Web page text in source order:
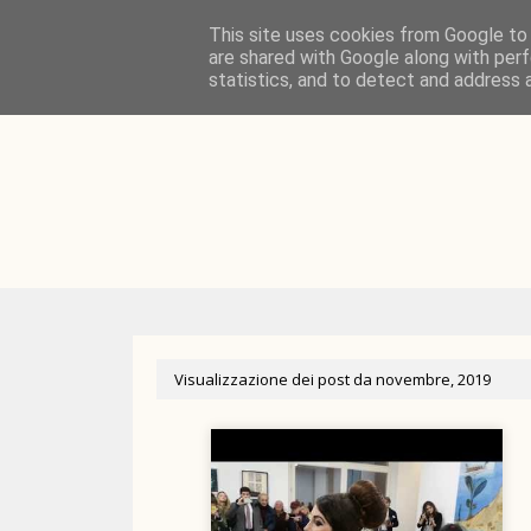
MARIALUISA SALES SPETTACOLI
ARCHIVIO PROSSIMI EVENTI
Visualizzazione dei post da novembre, 2019
This site uses cookies from Google
are shared with Google along with
statistics, and to detect and address